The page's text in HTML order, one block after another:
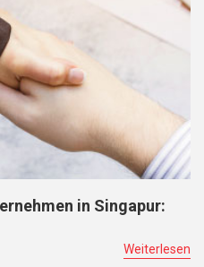
in Singapur:
Weiterlesen